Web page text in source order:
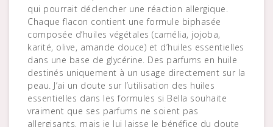
qui pourrait déclencher une réaction allergique.
Chaque flacon contient une formule biphasée
composée d’huiles végétales (camélia, jojoba,
karité, olive, amande douce) et d’huiles essentielles
dans une base de glycérine. Des parfums en huile
destinés uniquement à un usage directement sur la
peau. J’ai un doute sur l’utilisation des huiles
essentielles dans les formules si Bella souhaite
vraiment que ses parfums ne soient pas
allergisants, mais je lui laisse le bénéfice du doute